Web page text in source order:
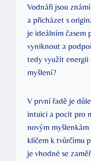
Vodnáři jsou
a přicházet s
je ideálním časem
vyniknout a
tedy využít
myšlení?
V první řadě je
intuici a pocit pro
novým
klíčem k tvůrčímu
je vhodné se